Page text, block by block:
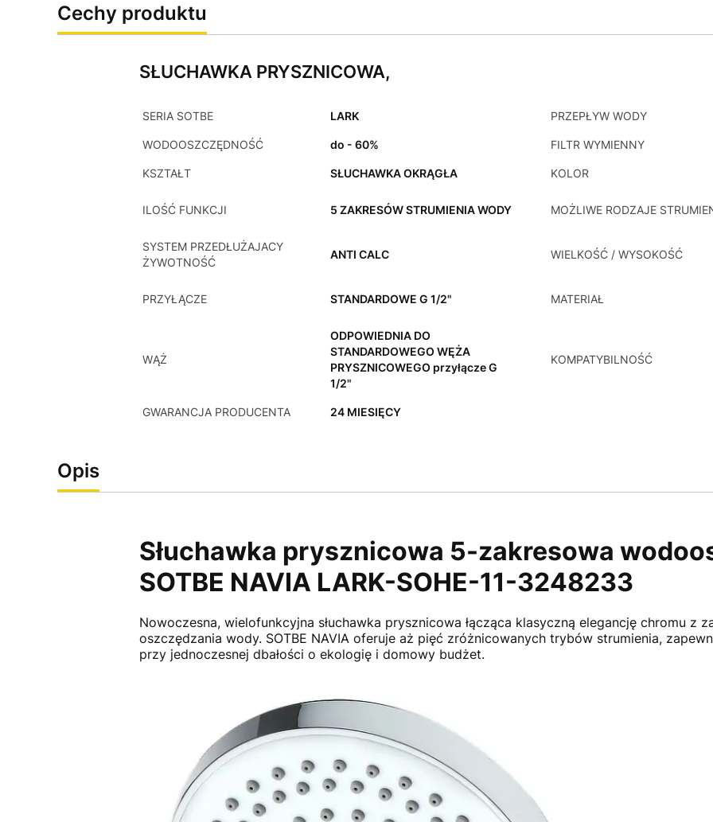
Cechy produktu
SŁUCHAWKA PRYSZNICOWA,
SERIA SOTBE LARK PRZEPŁYW WODY
WODOOSZCZĘDNOŚĆ do - 60% FILTR WYMIENNY
KSZTAŁT SŁUCHAWKA OKRĄGŁA KOLOR
ILOŚĆ FUNKCJI 5 ZAKRESÓW STRUMIENIA WODY MOŻLIWE RODZAJE
SYSTEM PRZEDŁUŻAJACY
ŻYWOTNOŚĆ
ANTI CALC WIELKOŚĆ / WYSOKOŚĆ
PRZYŁĄCZE STANDARDOWE G 1/2" MATERIAŁ
WĄŻ
ODPOWIEDNIA DO
STANDARDOWEGO WĘŻA
PRYSZNICOWEGO przyłącze G
1/2"
KOMPATYBILNOŚĆ
GWARANCJA PRODUCENTA 24 MIESIĘCY
Opis
Słuchawka prysznicowa 5-zakresowa
SOTBE NAVIA LARK-SOHE-11-3248233
Nowoczesna, wielofunkcyjna słuchawka prysznicowa łącząca klasyczną elegancję chromu z
oszczędzania wody. SOTBE NAVIA oferuje aż pięć zróżnicowanych trybów strumienia,
przy jednoczesnej dbałości o ekologię i domowy budżet.